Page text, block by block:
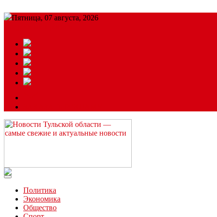
Пятница, 07 августа, 2026
Читайте последние новости дня в Тульской области на сайте
Политика
Экономика
Общество